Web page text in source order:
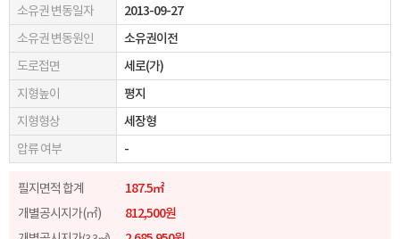
소유권 변동일자
2013-09-27
소유권 변동원인
소유권이전
도로접면
세로(가)
지형높이
평지
지형형상
세장형
압류 여부
-
필지면적 합계
187.5㎡
개별공시지가(㎡)
812,500원